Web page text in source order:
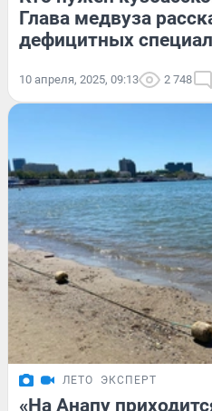
Глава медвуза
дефицитных
10 апреля, 2025, 09:13 2 748
ЛЕТО ЭКСПЕРТ
«На Анапу